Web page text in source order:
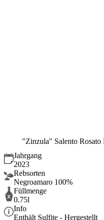
"Zinzula" Salento Rosato
Jahrgang
2023
Rebsorten
Negroamaro 100%
Füllmenge
0.75l
Info
Enthält Sulfite - Hergestellt